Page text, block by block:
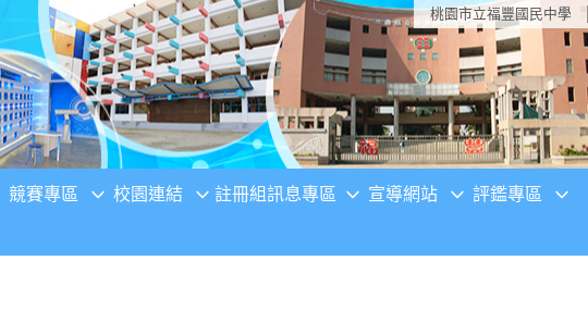
桃園市立福豐國民中學
競賽專區 校園連結 註冊組訊息專區 宣導網站 評鑑專區